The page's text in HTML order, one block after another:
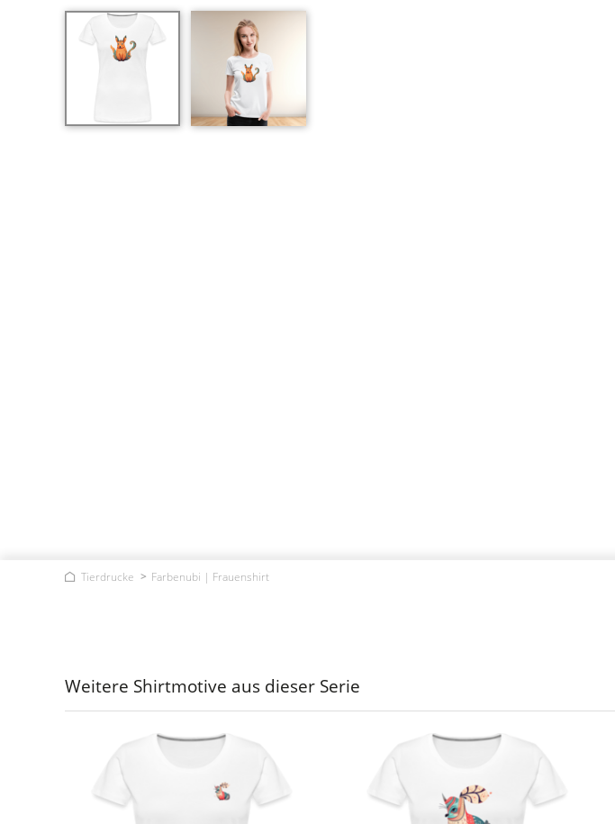
Tierdrucke Farbenubi | Frauenshirt
Weitere Shirtmotive aus dieser Serie